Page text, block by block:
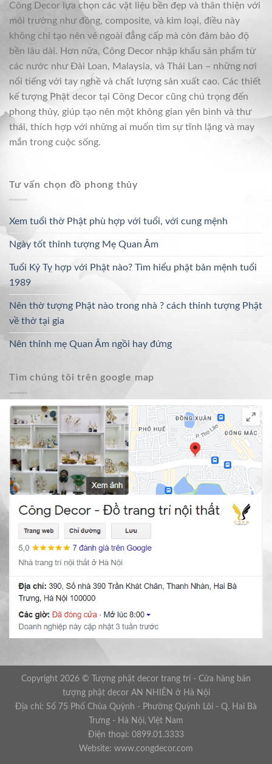
Công Decor lựa chọn các vật liệu bền đẹp và thân thiện với
môi trường như đồng, composite, và kim loại, điều này
không chỉ tạo nên vẻ ngoài đẳng cấp mà còn đảm bảo độ
bền lâu dài. Hơn nữa, Công Decor nhập khẩu sản phẩm từ
các nước như Đài Loan, Malaysia, và Thái Lan – những nơi
nổi tiếng với tay nghề và chất lượng sản xuất cao. Các thiết
kế tượng Phật decor tại Công Decor cũng chú trọng đến
phong thủy, giúp tạo nên một không gian yên bình và thư
thái, thích hợp với những ai muốn tìm sự tĩnh lặng và may
mắn trong cuộc sống.
Tư vấn chọn đồ phong thủy
Xem tuổi thờ Phật phù hợp với tuổi, với cung mệnh
Ngày tốt thỉnh tượng Mẹ Quan Âm
Tuổi Kỷ Tỵ hợp với Phật nào? Tìm hiểu phật bản mệnh tuổi
1989
Nên thờ tượng Phật nào trong nhà ? cách thỉnh tượng Phật
về thờ tại gia
Nên thỉnh mẹ Quan Âm ngồi hay đứng
Tìm chúng tôi trên google map
Copyright 2026 © Tượng phật decor trang trí - Cửa hàng bán
tượng phật decor AN NHIÊN ở Hà Nội
Địa chỉ: Số 75 Phố Chùa Quỳnh - Phường Quỳnh Lôi - Q. Hai Bà
Trưng - Hà Nội, Việt Nam
Điện thoại: 0899.01.3333
Website: www.congdecor.com